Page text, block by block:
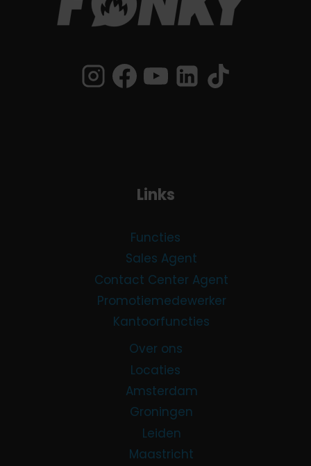
Links
Functies
Sales Agent
Contact Center Agent
Promotiemedewerker
Kantoorfuncties
Over ons
Locaties
Amsterdam
Groningen
Leiden
Maastricht